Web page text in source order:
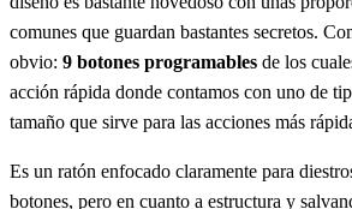
comunes que guardan bastantes secretos.
obvio: 9 botones programables de los
acción rápida donde contamos con uno de
tamaño que sirve para las acciones más
Es un ratón enfocado claramente para
botones, pero en cuanto a estructura y